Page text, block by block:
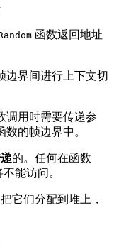
函数返回地址
边界间进行上下文切
调用时需要传递参
的帧边界中。
的。任何在函数
能访问。
它们分配到堆上，